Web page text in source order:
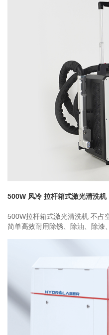
500W 风冷 拉杆箱式激光清洗机
500W拉杆箱式激光清洗机 不占
简单高效耐用除锈、除油、除漆